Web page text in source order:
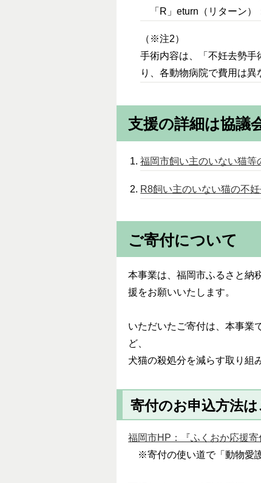
「R」eturn（リターン）
（※注2）
手術内容は、「不妊去勢
り、各動物病院で費用は異
支援の詳細は協議
福岡市飼い主のいない猫等
R8飼い主のいない猫の不
ご寄付について
本事業は、福岡市ふるさと納
援をお願いいたします。
いただいたご寄付は、本事業
ど、
犬猫の殺処分を減らす取り組
寄付のお申込方法
福岡市HP：『ふくおか応援
※寄付の使い道で「動物愛